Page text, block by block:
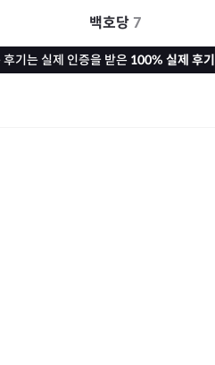
백호당 7
후기는 실제 인증을 받은 100% 실제 후기